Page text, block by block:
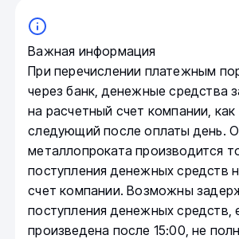
Важная информация
При перечислении платежным
через банк, денежные средства
на расчетный счет компании,
следующий после оплаты день.
металлопроката производится
поступления денежных средств
счет компании. Возможны
поступления денежных средств,
произведена после 15:00, не